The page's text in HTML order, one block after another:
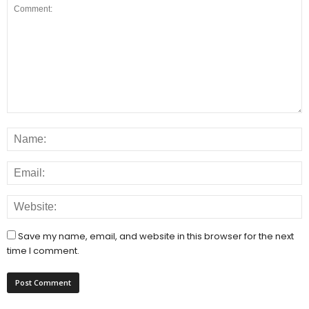
Save my name, email, and website in this browser for the next
time I comment.